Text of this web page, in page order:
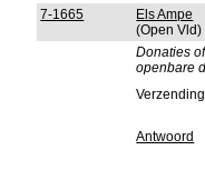
7-1665
Els Ampe
(Open Vld)
Donaties
openbare
Antwoord